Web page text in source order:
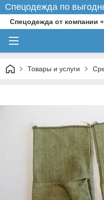
Спецодежда по
Спецодежда от компании
Товары и услуги